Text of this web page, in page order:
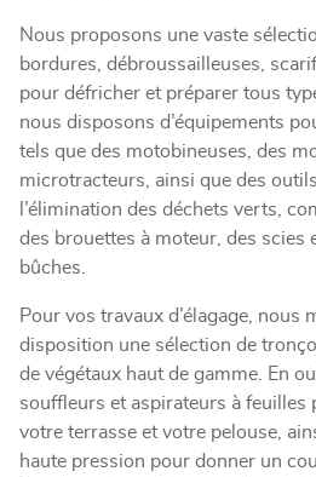
Nous proposons une vaste
bordures, débroussailleuses,
pour défricher et préparer tous
nous disposons d’équipements
tels que des motobineuses, des
microtracteurs, ainsi que des
l’élimination des déchets verts,
des brouettes à moteur, des scies
bûches.
Pour vos travaux d’élagage, nous
disposition une sélection de
de végétaux haut de gamme. En
souffleurs et aspirateurs à feuilles
votre terrasse et votre pelouse,
haute pression pour donner un